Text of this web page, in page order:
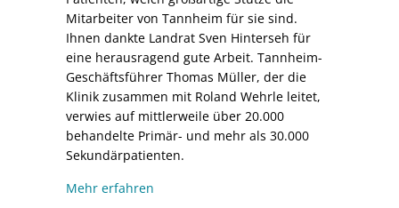
Mitarbeiter von Tannheim für sie sind.
Ihnen dankte Landrat Sven Hinterseh für
eine herausragend gute Arbeit. Tannheim-
Geschäftsführer Thomas Müller, der die
Klinik zusammen mit Roland Wehrle leitet,
verwies auf mittlerweile über 20.000
behandelte Primär- und mehr als 30.000
Sekundärpatienten.
Mehr erfahren